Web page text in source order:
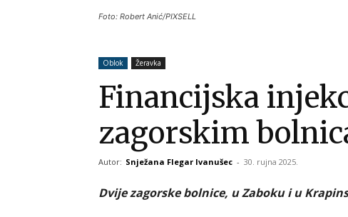
Foto: Robert Anić/PIXSELL
Oblok Žeravka
Financijska
zagorskim
Autor: Snježana Flegar Ivanušec - 30. rujna 2025.
Dvije zagorske bolnice, u Zaboku i u